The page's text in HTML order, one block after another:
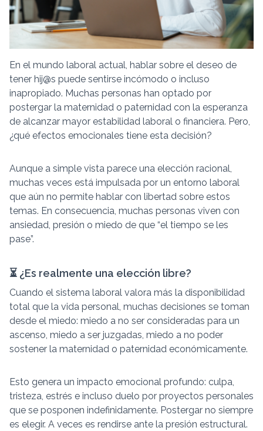
En el mundo laboral actual, hablar sobre el deseo de
tener hij@s puede sentirse incómodo o incluso
inapropiado. Muchas personas han optado por
postergar la maternidad o paternidad con la esperanza
de alcanzar mayor estabilidad laboral o financiera. Pero,
¿qué efectos emocionales tiene esta decisión?
Aunque a simple vista parece una elección racional,
muchas veces está impulsada por un entorno laboral
que aún no permite hablar con libertad sobre estos
temas. En consecuencia, muchas personas viven con
ansiedad, presión o miedo de que “el tiempo se les
pase”.
⏳ ¿Es realmente una elección libre?
Cuando el sistema laboral valora más la disponibilidad
total que la vida personal, muchas decisiones se toman
desde el miedo: miedo a no ser consideradas para un
ascenso, miedo a ser juzgadas, miedo a no poder
sostener la maternidad o paternidad económicamente.
Esto genera un impacto emocional profundo: culpa,
tristeza, estrés e incluso duelo por proyectos personales
que se posponen indefinidamente. Postergar no siempre
es elegir. A veces es rendirse ante la presión estructural.